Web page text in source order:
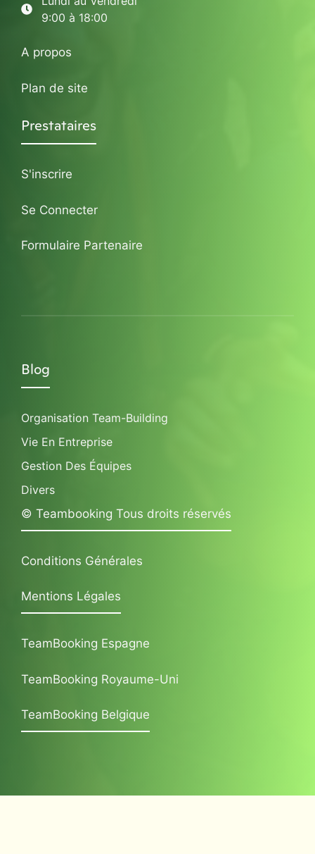
9:00 à 18:00
A propos
Plan de site
Prestataires
S'inscrire
Se Connecter
Formulaire Partenaire
Blog
Organisation Team-Building
Vie En Entreprise
Gestion Des Équipes
Divers
© Teambooking Tous droits réservés
Conditions Générales
Mentions Légales
TeamBooking Espagne
TeamBooking Royaume-Uni
TeamBooking Belgique